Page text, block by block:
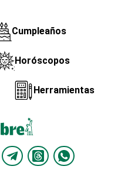
Cumpleaños
Horóscopos
Herramientas